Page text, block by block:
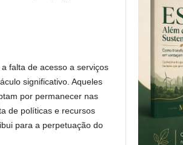
falta de acesso a serviços
significativo. Aqueles
por permanecer nas
de políticas e recursos
para a perpetuação do